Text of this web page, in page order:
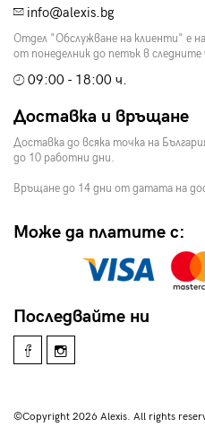
info@alexis.bg
Отдел "Обслужване на клиенти" е
от понеделник до петък в следните
09:00 - 18:00 ч.
Доставка и връщане
Доставка до всяка точка на
до 10 работни дни.
Връщане до 14 дни от датата на
Може да платите с:
Последвайте ни
©Copyright 2026 Alexis. All rights